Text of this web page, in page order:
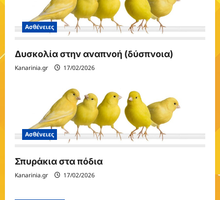
Ασθένειες
Δυσκολία στην αναπνοή (δύσπνοια)
Kanarinia.gr 17/02/2026
Ασθένειες
Σπυράκια στα πόδια
Kanarinia.gr 17/02/2026